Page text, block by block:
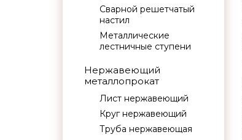
Сварной решетчатый
настил
Металлические
лестничные ступени
Нержавеющий
металлопрокат
Лист нержавеющий
Круг нержавеющий
Труба нержавеющая